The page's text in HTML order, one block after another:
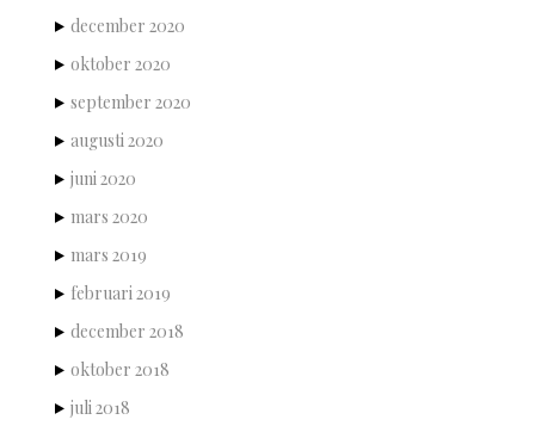
december 2020
oktober 2020
september 2020
augusti 2020
juni 2020
mars 2020
mars 2019
februari 2019
december 2018
oktober 2018
juli 2018